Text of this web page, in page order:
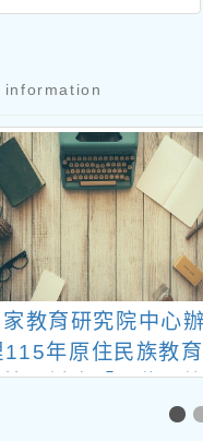
information
家教育研究院中心辦
115年原住民族教育
研討會「原住民
育國際趨勢與發展